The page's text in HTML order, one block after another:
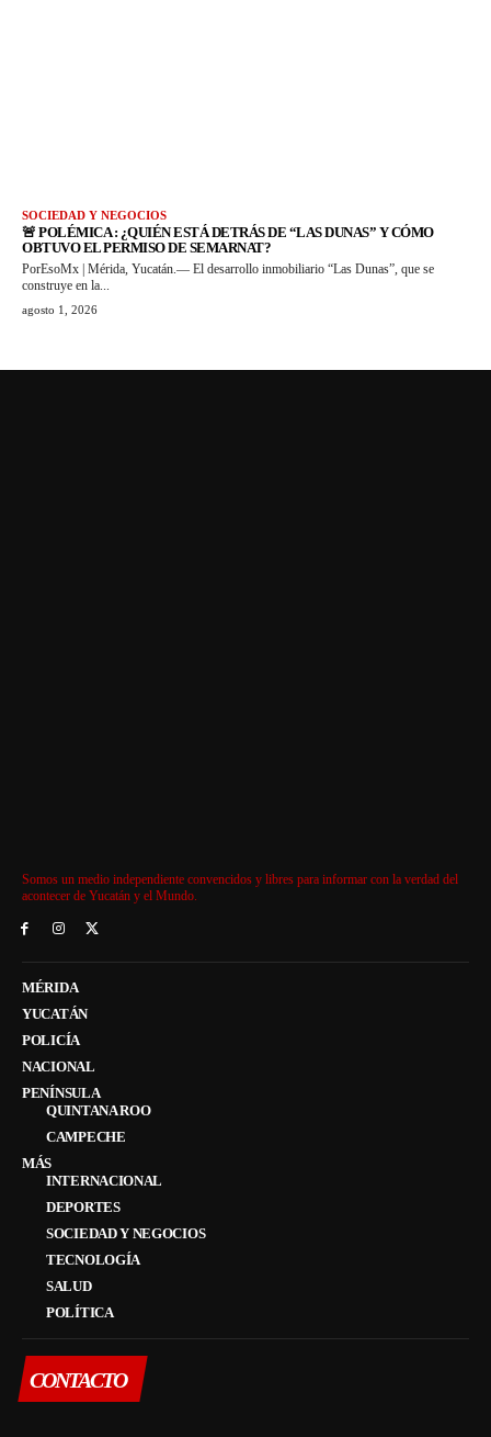
SOCIEDAD Y NEGOCIOS
🚨 POLÉMICA : ¿QUIÉN ESTÁ DETRÁS DE “LAS DUNAS” Y CÓMO
OBTUVO EL PERMISO DE SEMARNAT?
PorEsoMx | Mérida, Yucatán.— El desarrollo inmobiliario “Las Dunas”, que se
construye en la...
agosto 1, 2026
Somos un medio independiente convencidos y libres para informar con la verdad del
acontecer de Yucatán y el Mundo.
MÉRIDA
YUCATÁN
POLICÍA
NACIONAL
PENÍNSULA
QUINTANA ROO
CAMPECHE
MÁS
INTERNACIONAL
DEPORTES
SOCIEDAD Y NEGOCIOS
TECNOLOGÍA
SALUD
POLÍTICA
CONTACTO